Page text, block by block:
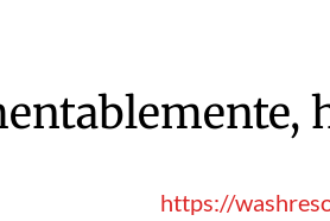
https://